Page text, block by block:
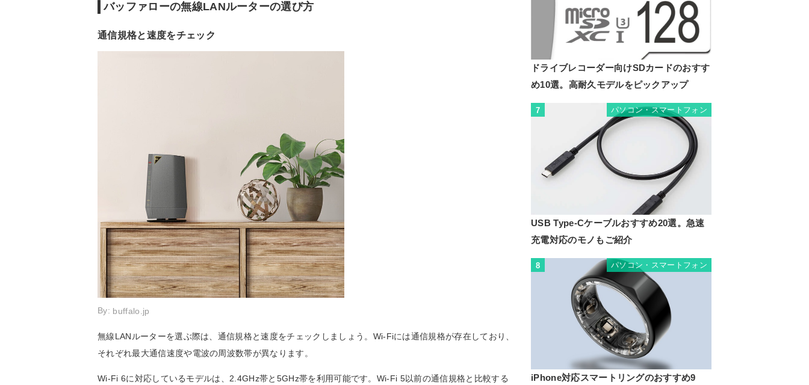
セキュリティ規格
WPA/WPA2/WPA3/
WPA/WPA2/WPA3/
WPA/WPA2/WPA3
バッファローの無線LANルーターの選び方
通信規格と速度をチェック
By: buffalo.jp
無線LANルーターを選ぶ際は、通信規格と速度をチェックしましょう。Wi-Fiには通信規格が存在しており、
それぞれ最大通信速度や電波の周波数帯が異なります。
Wi-Fi 6に対応しているモデルは、2.4GHz帯と5GHz帯を利用可能です。Wi-Fi 5以前の通信規格と比較する
ドライブレコーダー向けSDカードのおすす
め10選。高耐久モデルをピックアップ
7 パソコン・スマートフォン
USB Type-Cケーブルおすすめ20選。急速
充電対応のモノもご紹介
8 パソコン・スマートフォン
iPhone対応スマートリングのおすすめ9